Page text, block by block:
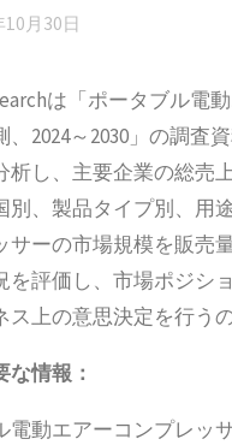
10月30日
は「ポータブル
2024～2030」の調
析し、主要企業の総売
、製品タイプ別、用
サーの市場規模を販売
を評価し、市場ポジシ
上の意思決定を行う
情報：
電動エアーコンプレッ